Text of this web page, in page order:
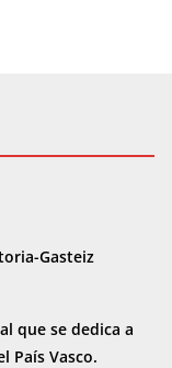
Gasteiz
que se dedica a
País Vasco.